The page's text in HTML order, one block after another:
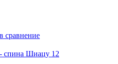
сравнение
спина Шиацу 12